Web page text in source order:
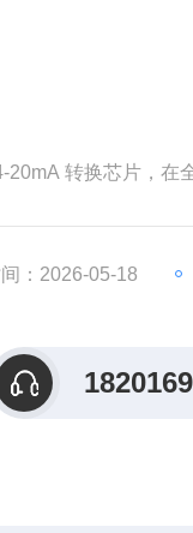
20mA 转换芯片，在
：2026-05-18